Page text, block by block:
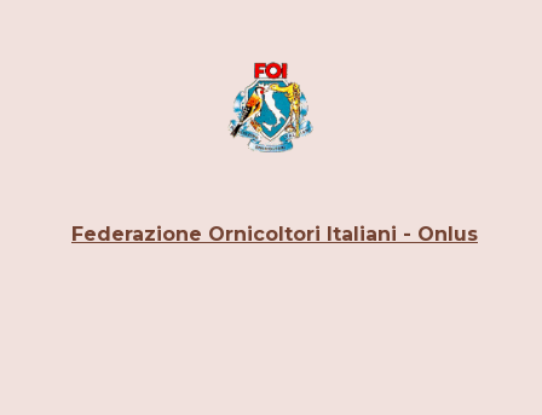
Federazione Ornicoltori Italiani - Onlus